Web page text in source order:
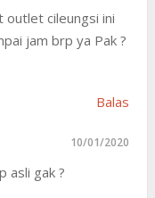
outlet cileungsi ini
jam brp ya Pak ?
Balas
10/01/2020
asli gak ?